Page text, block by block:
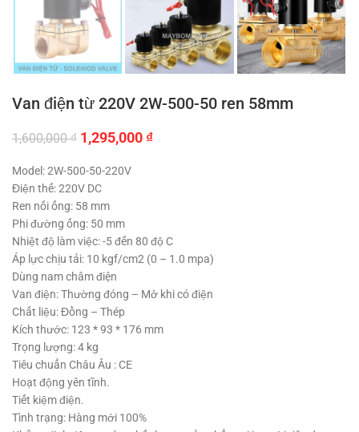
Van điện từ 220V 2W-500-50 ren 58mm
1,600,000₫ Giá
là:
1,600,000 ₫.
1,295,000 ₫Giá
Model: 2W-500-50-220V
Điện thế: 220V DC
Ren nối ống: 58 mm
Phi đường ống: 50 mm
Nhiệt độ làm việc: -5 đến 80 độ C
Áp lực chịu tải: 10 kgf/cm2 (0 – 1.0 mpa)
Dùng nam châm điện
Van điện: Thường đóng – Mở khi có điện
Chất liệu: Đồng – Thép
Kích thước: 123 * 93 * 176 mm
Trọng lượng: 4 kg
Tiêu chuẩn Châu Âu : CE
Hoạt động yên tĩnh.
Tiết kiệm điện.
Tình trạng: Hàng mới 100%